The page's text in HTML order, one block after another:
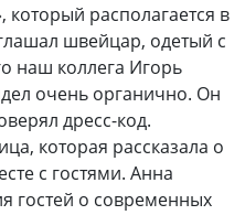
располагается в
швейцар, одетый с
наш коллега Игорь
очень органично. Он
дресс-код.
которая рассказала о
с гостями. Анна
гостей о современных